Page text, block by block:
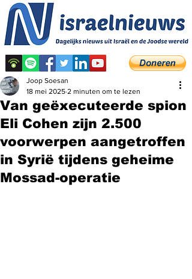
Van geëxecuteerde spion
Eli Cohen zijn 2.500
voorwerpen aangetroffen
in Syrië tijdens geheime
Mossad-operatie
Joop Soesan
18 mei 2025 2 minuten om te lezen